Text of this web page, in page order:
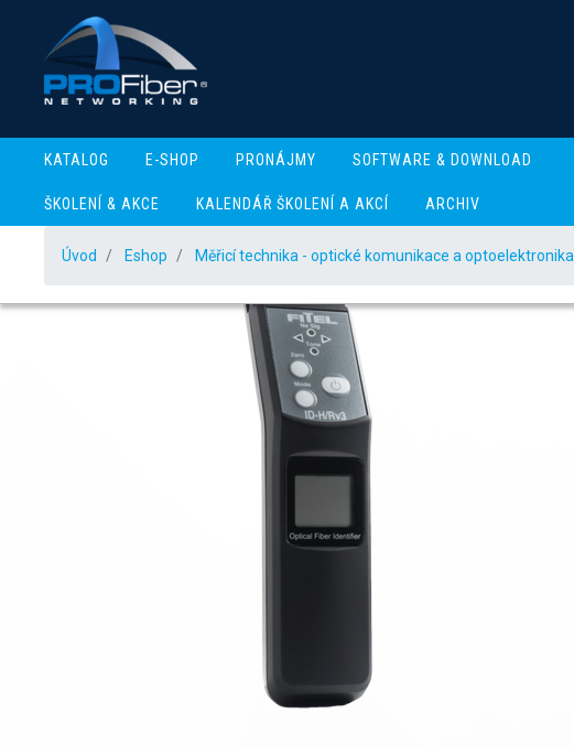
KATALOG E-SHOP PRONÁJMY SOFTWARE & DOWNLOAD
ŠKOLENÍ & AKCE KALENDÁŘ ŠKOLENÍ A AKCÍ ARCHIV
Úvod Eshop Měřicí technika - optické komunikace a optoelektronika